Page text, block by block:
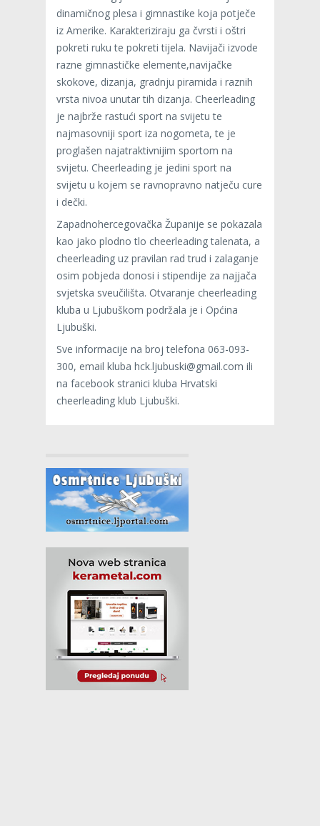
dinamičnog plesa i gimnastike koja potječe
iz Amerike. Karakteriziraju ga čvrsti i oštri
pokreti ruku te pokreti tijela. Navijači izvode
razne gimnastičke elemente,navijačke
skokove, dizanja, gradnju piramida i raznih
vrsta nivoa unutar tih dizanja. Cheerleading
je najbrže rastući sport na svijetu te
najmasovniji sport iza nogometa, te je
proglašen najatraktivnijim sportom na
svijetu. Cheerleading je jedini sport na
svijetu u kojem se ravnopravno natječu cure
i dečki.
Zapadnohercegovačka Županije se pokazala
kao jako plodno tlo cheerleading talenata, a
cheerleading uz pravilan rad trud i zalaganje
osim pobjeda donosi i stipendije za najjača
svjetska sveučilišta. Otvaranje cheerleading
kluba u Ljubuškom podržala je i Općina
Ljubuški.
Sve informacije na broj telefona 063-093-
300, email kluba hck.ljubuski@gmail.com ili
na facebook stranici kluba Hrvatski
cheerleading klub Ljubuški.